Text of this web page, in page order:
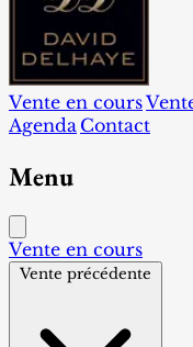
Vente en cours
Agenda Contact
Menu
Vente en cours
Vente précédente